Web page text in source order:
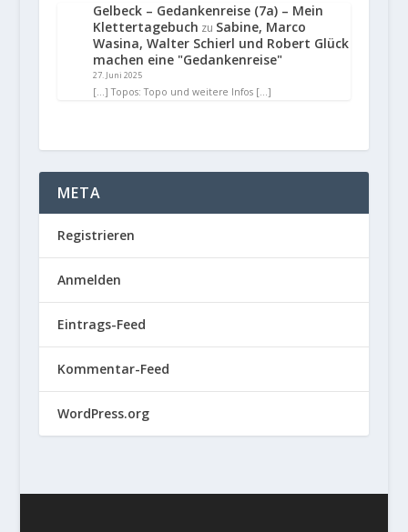
Gelbeck – Gedankenreise (7a) – Mein
Klettertagebuch zu Sabine, Marco
Wasina, Walter Schierl und Robert Glück
machen eine "Gedankenreise"
27. Juni 2025
[…] Topos: Topo und weitere Infos […]
META
Registrieren
Anmelden
Eintrags-Feed
Kommentar-Feed
WordPress.org